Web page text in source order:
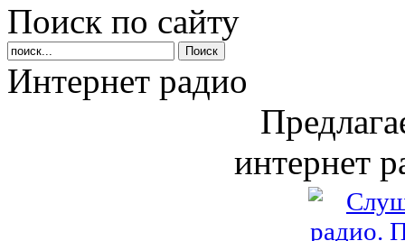
Поиск по сайту
Интернет радио
интернет